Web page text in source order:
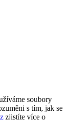
soubory
s tím, jak se
zjistíte více o